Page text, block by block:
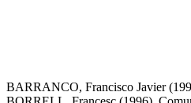
BARRANCO, Francisco Javier